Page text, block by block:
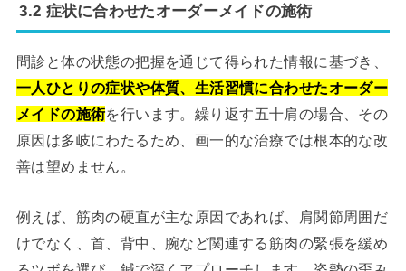
3.2 症状に合わせたオーダーメイドの施術
問診と体の状態の把握を通じて得られた情報に基づき、
一人ひとりの症状や体質、生活習慣に合わせたオーダー
メイドの施術を行います。繰り返す五十肩の場合、その
原因は多岐にわたるため、画一的な治療では根本的な改
善は望めません。
例えば、筋肉の硬直が主な原因であれば、肩関節周囲だ
けでなく、首、背中、腕など関連する筋肉の緊張を緩め